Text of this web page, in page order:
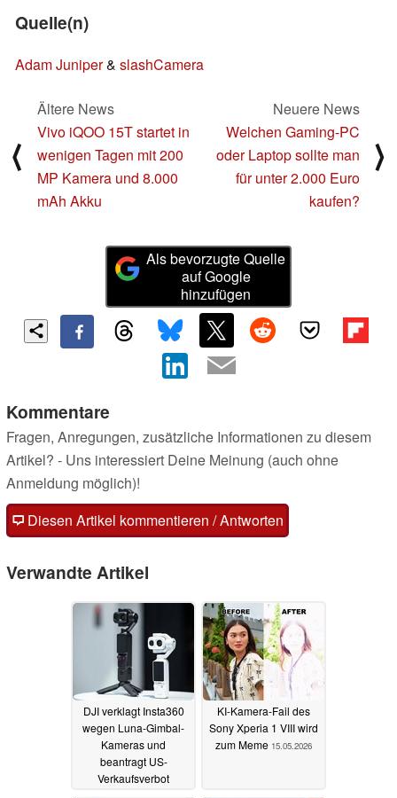
Quelle(n)
Adam Juniper& slashCamera
⟨
Ältere News
Vivo iQOO 15T startet in
wenigen Tagen mit 200
MP Kamera und 8.000
mAh Akku
Neuere News
Welchen Gaming-PC
oder Laptop sollte man
für unter 2.000 Euro
kaufen?
⟩
Als bevorzugte Quelle
auf Google
hinzufügen
Kommentare
Fragen, Anregungen, zusätzliche Informationen zu diesem
Artikel? - Uns interessiert Deine Meinung (auch ohne
Anmeldung möglich)!
Diesen Artikel kommentieren / Antworten
Verwandte Artikel
DJI verklagt Insta360
wegen Luna-Gimbal-
Kameras und
beantragt US-
Verkaufsverbot
KI-Kamera-Fail des
Sony Xperia 1 VIII wird
zum Meme 15.05.2026